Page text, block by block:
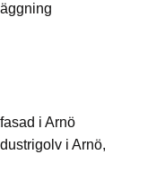
i Arnö
i Arnö,